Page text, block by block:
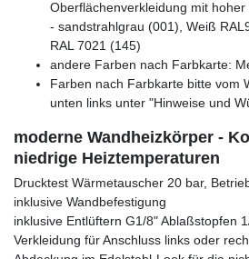
Oberflächenverkleidung mit hoher
- sandstrahlgrau (001), Weiß
RAL 7021 (145)
andere Farben nach Farbkarte:
Farben nach Farbkarte bitte vom
unten links unter "Hinweise und
moderne Wandheizkörper -
niedrige Heiztemperaturen
Drucktest Wärmetauscher 20 bar,
inklusive Wandbefestigung
inklusive Entlüftern G1/8" Ablaßstopfen
Verkleidung für Anschluss links oder